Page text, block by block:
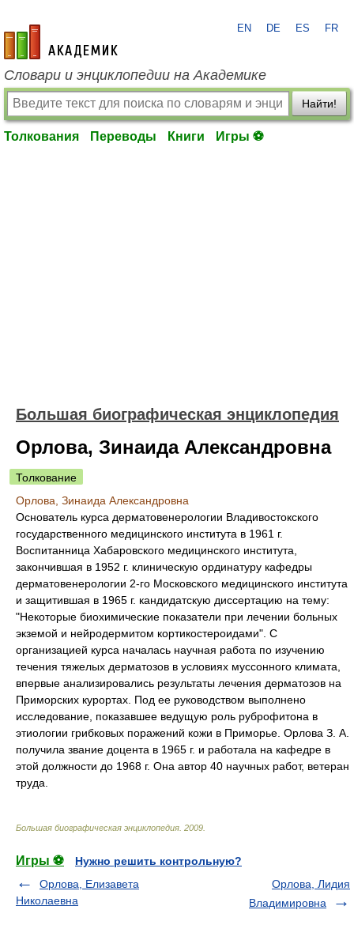
academic.ru
EN DE ES FR
Словари и энциклопедии на Академике
Найти!
Толкования Переводы Книги Игры ⚽
Большая биографическая энциклопедия
Орлова, Зинаида Александровна
Толкование
Орлова, Зинаида Александровна
Основатель курса дерматовенерологии Владивостокского
государственного медицинского института в 1961 г.
Воспитанница Хабаровского медицинского института,
закончившая в 1952 г. клиническую ординатуру кафедры
дерматовенерологии 2-го Московского медицинского института
и защитившая в 1965 г. кандидатскую диссертацию на тему:
"Некоторые биохимические показатели при лечении больных
экземой и нейродермитом кортикостероидами". С
организацией курса началась научная работа по изучению
течения тяжелых дерматозов в условиях муссонного климата,
впервые анализировались результаты лечения дерматозов на
Приморских курортах. Под ее руководством выполнено
исследование, показавшее ведущую роль руброфитона в
этиологии грибковых поражений кожи в Приморье. Орлова З. А.
получила звание доцента в 1965 г. и работала на кафедре в
этой должности до 1968 г. Она автор 40 научных работ, ветеран
труда.
Большая биографическая энциклопедия 2009
Игры ⚽
Нужно решить контрольную?
Орлова, Елизавета
Николаевна
Орлова, Лидия
Владимировна